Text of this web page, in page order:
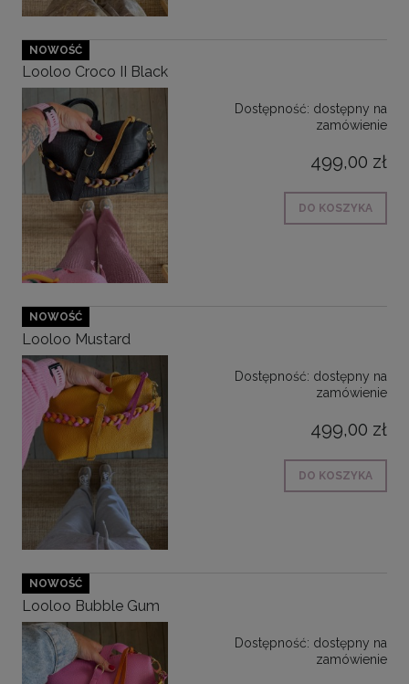
Looloo Croco II Black
Dostępność: dostępny na
zamówienie
499,00 zł
DO KOSZYKA
NOWOŚĆ
Looloo Mustard
Dostępność: dostępny na
zamówienie
499,00 zł
DO KOSZYKA
NOWOŚĆ
Looloo Bubble Gum
Dostępność: dostępny na
zamówienie
NOWOŚĆ